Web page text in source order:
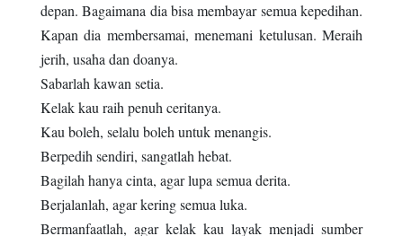
depan. Bagaimana dia bisa membayar semua kepedihan.
Kapan dia membersamai, menemani ketulusan. Meraih
jerih, usaha dan doanya.
Sabarlah kawan setia.
Kelak kau raih penuh ceritanya.
Kau boleh, selalu boleh untuk menangis.
Berpedih sendiri, sangatlah hebat.
Bagilah hanya cinta, agar lupa semua derita.
Berjalanlah, agar kering semua luka.
Bermanfaatlah, agar kelak kau layak menjadi sumber